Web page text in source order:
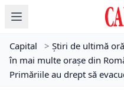
Capital > Știri de ultimă oră
în mai multe orașe din
Primăriile au drept să